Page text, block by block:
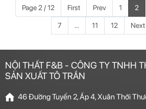
Page 2 / 12 First Prev 1 2
7 ... 11 12 Next
NỘI THẤT F&B - CÔNG TY TNHH
SẢN XUẤT TÔ TRẦN
46 Đường Tuyến 2, Ấp 4, Xuân Thới